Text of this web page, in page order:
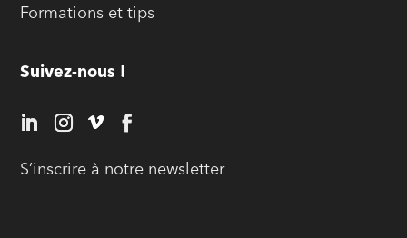
Formations et tips
Suivez-nous !
S’inscrire à notre newsletter